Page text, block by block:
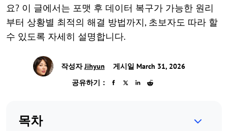
요? 이 글에서는 포맷 후 데이터 복구가 가능한 원리
부터 상황별 최적의 해결 방법까지, 초보자도 따라 할
수 있도록 자세히 설명합니다.
작성자Jihyun
게시일 March 31, 2026
공유하기：
목차